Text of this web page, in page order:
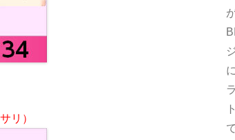
リ）